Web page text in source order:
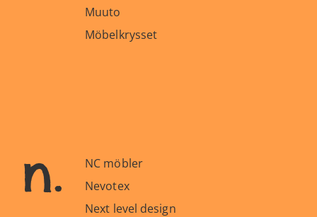
Muuto
Möbelkrysset
n.
NC möbler
Nevotex
Next level design